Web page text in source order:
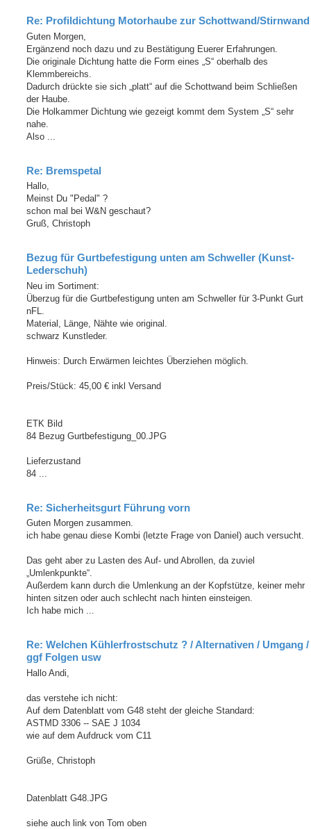
Re: Profildichtung Motorhaube zur Schottwand/Stirnwand
Guten Morgen,
Ergänzend noch dazu und zu Bestätigung Euerer Erfahrungen.
Die originale Dichtung hatte die Form eines „S“ oberhalb des
Klemmbereichs.
Dadurch drückte sie sich „platt“ auf die Schottwand beim Schließen
der Haube.
Die Holkammer Dichtung wie gezeigt kommt dem System „S“ sehr
nahe.
Also ...
Re: Bremspetal
Hallo,
Meinst Du "Pedal" ?
schon mal bei W&N geschaut?
Gruß, Christoph
Bezug für Gurtbefestigung unten am Schweller (Kunst-
Lederschuh)
Neu im Sortiment:
Überzug für die Gurtbefestigung unten am Schweller für 3-Punkt Gurt
nFL.
Material, Länge, Nähte wie original.
schwarz Kunstleder.
Hinweis: Durch Erwärmen leichtes Überziehen möglich.
Preis/Stück: 45,00 € inkl Versand
ETK Bild
84 Bezug Gurtbefestigung_00.JPG
Lieferzustand
84 ...
Re: Sicherheitsgurt Führung vorn
Guten Morgen zusammen.
ich habe genau diese Kombi (letzte Frage von Daniel) auch versucht.
Das geht aber zu Lasten des Auf- und Abrollen, da zuviel
„Umlenkpunkte“.
Außerdem kann durch die Umlenkung an der Kopfstütze, keiner mehr
hinten sitzen oder auch schlecht nach hinten einsteigen.
Ich habe mich ...
Re: Welchen Kühlerfrostschutz ? / Alternativen / Umgang /
ggf Folgen usw
Hallo Andi,
das verstehe ich nicht:
Auf dem Datenblatt vom G48 steht der gleiche Standard:
ASTMD 3306 -- SAE J 1034
wie auf dem Aufdruck vom C11
Grüße, Christoph
Datenblatt G48.JPG
siehe auch link von Tom oben